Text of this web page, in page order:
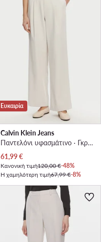
Ευκαιρία
Calvin Klein Jeans
Παντελόνι υφασμάτινο · Γκρι · Regular Fit
Τρέχουσα τιμή
61,99€
Κανονική τιμή120,00 €-48%
Η χαμηλότερη τιμή67,99 €-8%